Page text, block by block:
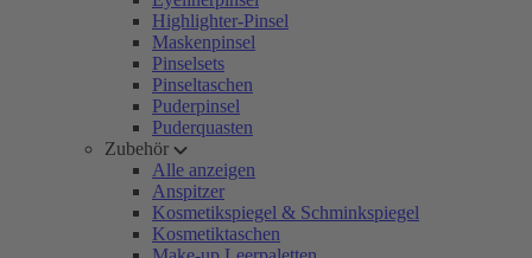
Highlighter-Pinsel
Maskenpinsel
Pinselsets
Pinseltaschen
Puderpinsel
Puderquasten
Zubehör
Alle anzeigen
Anspitzer
Kosmetikspiegel & Schminkspiegel
Kosmetiktaschen